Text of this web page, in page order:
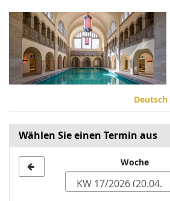
Zum
Haupt-
Inhalt
springen
Deutsch
Wählen Sie einen Termin aus
zur
Woche